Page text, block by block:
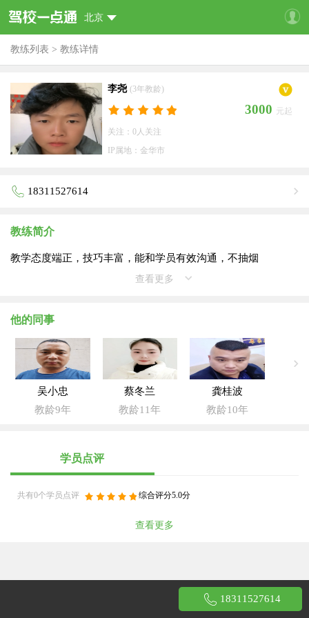
北京
教练列表 > 教练详情
李尧 (3年教龄)
3000 元起
关注：0人关注
IP属地：金华市
18311527614
教练简介
教学态度端正，技巧丰富，能和学员有效沟通，不抽烟
查看更多
他的同事
吴小忠
教龄9年
蔡冬兰
教龄11年
龚桂波
教龄10年
学员点评
共有0个学员点评 综合评分5.0分
查看更多
18311527614